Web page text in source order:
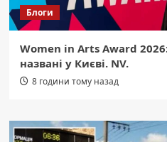
Блоги
Women in Arts Award
названі у Києві. NV.
8 години тому назад